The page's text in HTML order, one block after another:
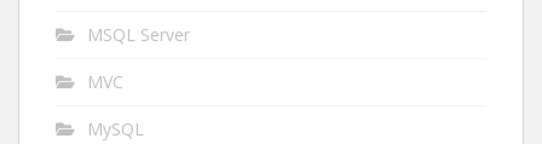
MSQL Server
MVC
MySQL